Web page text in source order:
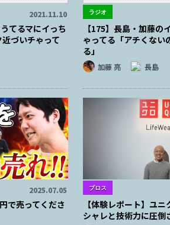
2021.11.10
てるマにイっち
づいチゃって
ラジオ
【175】長島・加藤の
ゃってる「アチくない
る」
加藤 亮 長島
2025.07.05
で売ってくださ
ブロス
【体験レポート】ユ
シャレと技術力に圧倒